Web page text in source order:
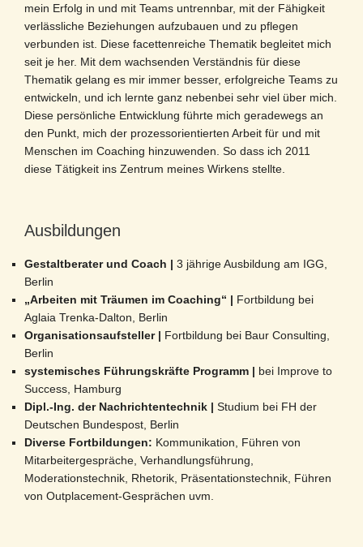
mein Erfolg in und mit Teams untrennbar, mit der Fähigkeit
verlässliche Beziehungen aufzubauen und zu pflegen
verbunden ist. Diese facettenreiche Thematik begleitet mich
seit je her. Mit dem wachsenden Verständnis für diese
Thematik gelang es mir immer besser, erfolgreiche Teams zu
entwickeln, und ich lernte ganz nebenbei sehr viel über mich.
Diese persönliche Entwicklung führte mich geradewegs an
den Punkt, mich der prozessorientierten Arbeit für und mit
Menschen im Coaching hinzuwenden. So dass ich 2011
diese Tätigkeit ins Zentrum meines Wirkens stellte.
Ausbildungen
Gestaltberater und Coach | 3 jährige Ausbildung am IGG,
Berlin
„Arbeiten mit Träumen im Coaching“ | Fortbildung bei
Aglaia Trenka-Dalton, Berlin
Organisationsaufsteller | Fortbildung bei Baur Consulting,
Berlin
systemisches Führungskräfte Programm | bei Improve to
Success, Hamburg
Dipl.-Ing. der Nachrichtentechnik | Studium bei FH der
Deutschen Bundespost, Berlin
Diverse Fortbildungen: Kommunikation, Führen von
Mitarbeitergespräche, Verhandlungsführung,
Moderationstechnik, Rhetorik, Präsentationstechnik, Führen
von Outplacement-Gesprächen uvm.